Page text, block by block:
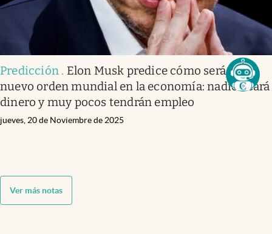
Predicción . Elon Musk predice cómo será el
nuevo orden mundial en la economía: nadie usará
dinero y muy pocos tendrán empleo
jueves, 20 de Noviembre de 2025
Ver más notas